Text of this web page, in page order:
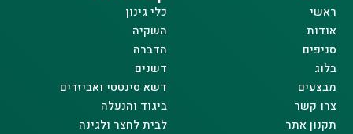
ראשי
אודות
סניפים
בלוג
מבצעים
צרו קשר
תקנון אתר
כלי גינון
השקיה
הדברה
דשנים
דשא סינטטי ואביזרים
ביגוד והנעלה
לבית לחצר ולגינה